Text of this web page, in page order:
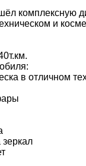
комплексную
и
в отличном
зеркал